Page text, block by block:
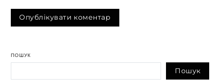
ПОШУК
Пошук